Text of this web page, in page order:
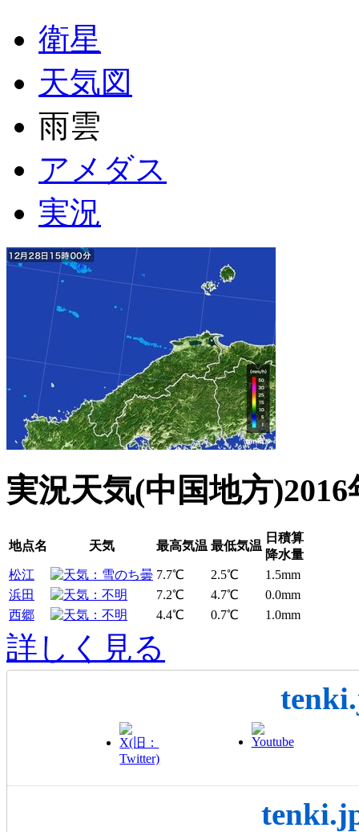
衛星
天気図
雨雲
アメダス
実況
実況天気(中国地方)
地点名 天気 最高気温 最低気温
日積算
降水量
松江
7.7℃ 2.5℃ 1.5mm
浜田
7.2℃ 4.7℃ 0.0mm
西郷
4.4℃ 0.7℃ 1.0mm
詳しく見る